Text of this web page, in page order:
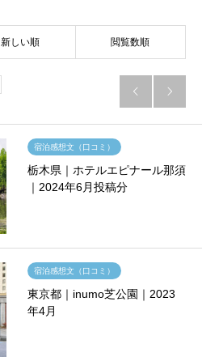
新しい順 閲覧数順
 
宿泊感想文（口コミ）
栃木県｜ホテルエピナール那須
｜2024年6月投稿分
宿泊感想文（口コミ）
東京都｜inumo芝公園｜2023
年4月